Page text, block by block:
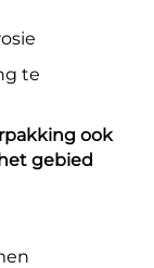
te
ook
gebied